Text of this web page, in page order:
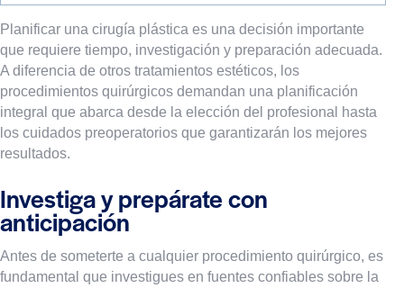
Planificar una cirugía plástica es una decisión importante
que requiere tiempo, investigación y preparación adecuada.
A diferencia de otros tratamientos estéticos, los
procedimientos quirúrgicos demandan una planificación
integral que abarca desde la elección del profesional hasta
los cuidados preoperatorios que garantizarán los mejores
resultados.
Investiga y prepárate con
anticipación
Antes de someterte a cualquier procedimiento quirúrgico, es
fundamental que investigues en fuentes confiables sobre la